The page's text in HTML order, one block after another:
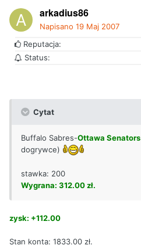
arkadius86
Napisano 19 Maj 2007
Reputacja:
Status:
Cytat
Buffalo Sabres-Ottawa Senators
dogrywce)
stawka: 200
Wygrana: 312.00 zł.
zysk: +112.00
Stan konta: 1833.00 zł.